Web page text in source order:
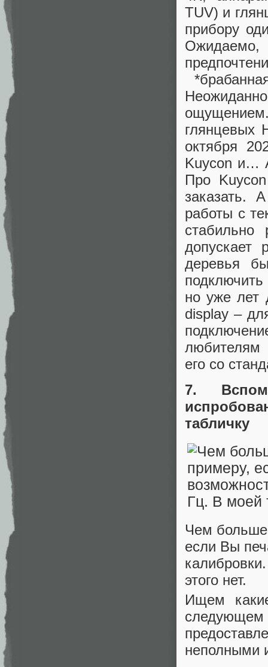
TUV) и
прибору
Ожидаемо,
глянцевых
октября
Kuycon и…
Про
заказать.
работы с
допускает
деревья
но уже лет
display –
любителям
его со
7.
табличку
Чем больше
если Вы
этого нет.
Ищем
неполными